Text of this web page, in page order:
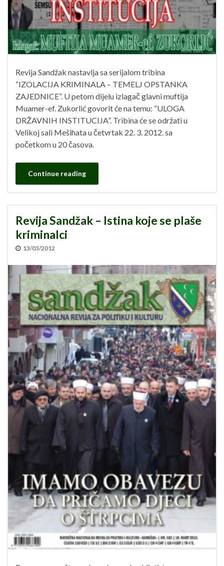
Revija Sandžak nastavlja sa serijalom tribina
“IZOLACIJA KRIMINALA – TEMELJ OPSTANKA
ZAJEDNICE”. U petom dijelu izlagač glavni muftija
Muamer-ef. Zukorlić govorit će na temu: “ULOGA
DRŽAVNIH INSTITUCIJA”. Tribina će se održati u
Velikoj sali Mešihata u četvrtak 22. 3. 2012. sa
početkom u 20 časova.
Continue reading
Revija Sandžak – Istina koje se plaše
kriminalci
13/03/2012